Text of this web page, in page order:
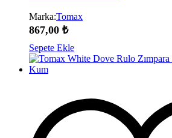
Marka:Tomax
867,00 ₺
Sepete Ekle